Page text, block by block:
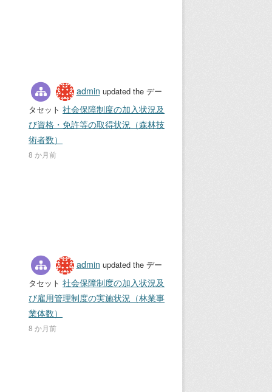
admin updated the デー
タセット社会保障制度の加入状況及
び資格・免許等の取得状況（森林技
術者数）
8 か月前
admin updated the デー
タセット社会保障制度の加入状況及
び雇用管理制度の実施状況（林業事
業体数）
8 か月前